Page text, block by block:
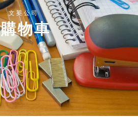
文英公司
購物車